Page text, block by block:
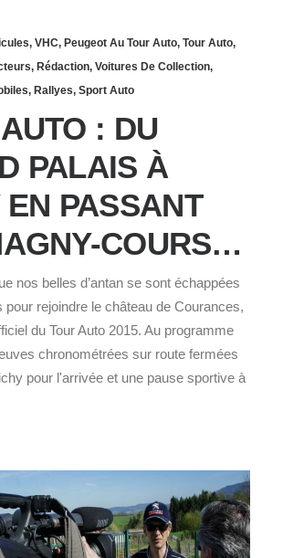
, VHC, Peugeot Au Tour Auto, Tour Auto,
, Rédaction, Voitures De Collection,
, Rallyes, Sport Auto
: DU
PALAIS À
EN PASSANT
COURS…
nos belles d’antan se sont échappées
pour rejoindre le château de Courances,
du Tour Auto 2015. Au programme
chronométrées sur route fermées
pour l'arrivée et une pause sportive à